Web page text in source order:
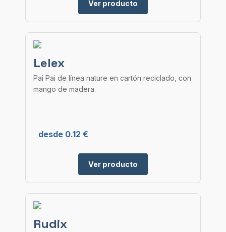
Ver producto
Lelex
Pai Pai de línea nature en cartón reciclado, con
mango de madera.
desde 0.12 €
Ver producto
Rudix